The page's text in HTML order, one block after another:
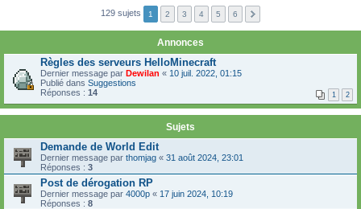
129 sujets 1 2 3 4 5 6
Annonces
Règles des serveurs HelloMinecraft
Dernier message par Dewilan « 10 juil. 2022, 01:15
Publié dans Suggestions
Réponses : 14 1 2
Sujets
Demande de World Edit
Dernier message par thomjag « 31 août 2024, 23:01
Réponses : 3
Post de dérogation RP
Dernier message par 4000p « 17 juin 2024, 10:19
Réponses : 8